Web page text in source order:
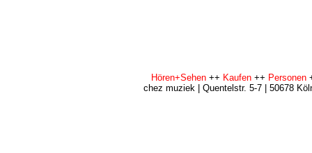
Hören+Sehen++ Kaufen++ Personen
chez muziek | Quentelstr. 5-7 | 50678